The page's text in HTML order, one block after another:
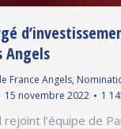
Angels
France Angels,
15 novembre 2022 1
rejoint l’équipe de